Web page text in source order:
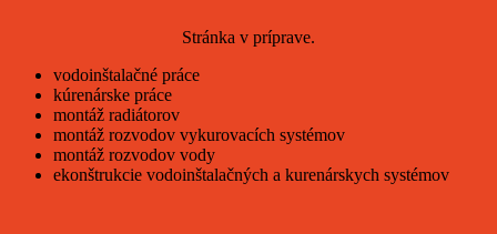
Stránka v príprave.
vodoinštalačné práce
kúrenárske práce
montáž radiátorov
montáž rozvodov vykurovacích systémov
montáž rozvodov vody
ekonštrukcie vodoinštalačných a kurenárskych systémov